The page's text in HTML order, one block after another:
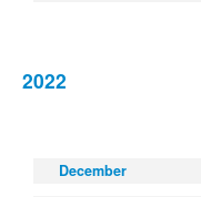
2022
December